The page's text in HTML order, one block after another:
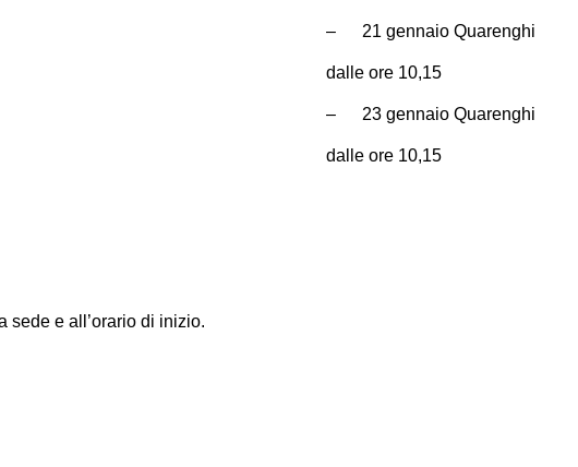
– 21 gennaio Quarenghi
dalle ore 10,15
– 23 gennaio Quarenghi
dalle ore 10,15
sede e all’orario di inizio.